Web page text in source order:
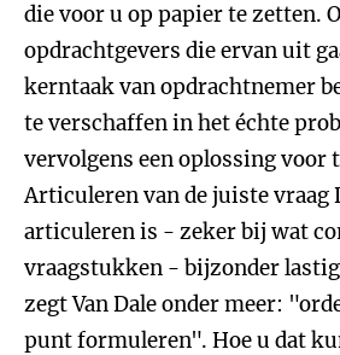
die voor u op papier te zetten.
opdrachtgevers die ervan uit
kerntaak van opdrachtnemer
te verschaffen in het échte
vervolgens een oplossing voor
Articuleren van de juiste vraag
articuleren is - zeker bij wat
vraagstukken - bijzonder
zegt Van Dale onder meer:
punt formuleren". Hoe u dat